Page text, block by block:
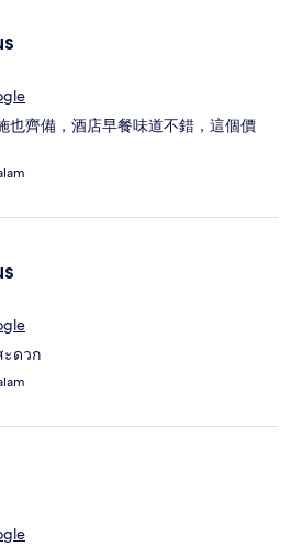
也齊備，酒店早餐味道不錯，這個價
ะดวก